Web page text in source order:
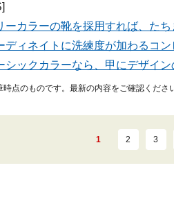
ーカラーの靴を採用すれば、た
ディネイトに洗練度が加わるコ
シックカラーなら、甲にデザイ
点のものです。最新の内容をご確認くださ
1 2 3